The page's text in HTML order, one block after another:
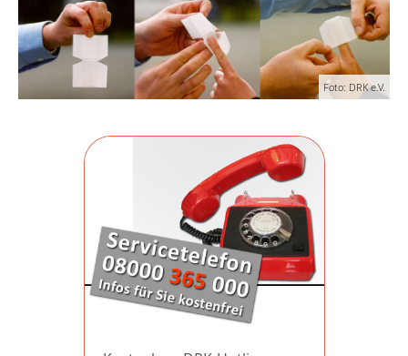
Foto: DRK e.V.